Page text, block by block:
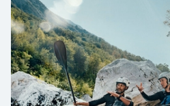
化学成分の光学式分析
Netilion IIoT
ソフトウェア
製品一覧
静圧レベル測定
導電率式レベル計
フロート式レベルスイッチ
自動ウォーターサンプラ
TOC, COD & SAC アナライザ
ORP（酸化 還元 電位）セン
温度スイッチ
表面温度計
ケーブル付プローブ
ハンドヘルドコミュニケータ
Energy managers &
managers
サージアレスタ
プロセスガスアナライザ
大気質計測機器
煙検出器
Netilion Device Viewer
Netilion Water
電力とエネルギー産業
鉱業、鉄鋼産業：持続可能
を引き出す
ユーティリティ - 蒸気ソリ
Endress+Hauserのラーニングプラッ
ームなら、場所を問わず、最新技術
的に学べます。豊富なコースとリソ
で、あなたのスキルアップを力強く
トします。
イベント & トレーニング
研修、セミナー、展示会、サミット
ラインセミナーなど、さまざまなイ
キャリア
サステナビリティ
関連会社
Endress+Hauser Optical
Endress+Hauser SICK
イベント & トレーニング フ
ンダ
Job opportunities at
Endress+Hauser SICK